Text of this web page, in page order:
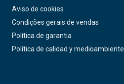
Aviso de cookies
Condições gerais de vendas
Política de garantia
Política de calidad y medioambiente